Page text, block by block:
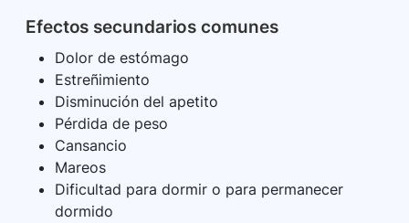
Efectos secundarios comunes
Dolor de estómago
Estreñimiento
Disminución del apetito
Pérdida de peso
Cansancio
Mareos
Dificultad para dormir o para permanecer
dormido